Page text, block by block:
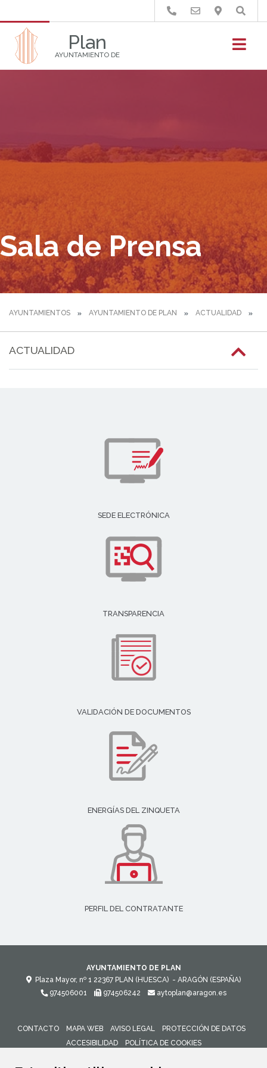
Plan
AYUNTAMIENTO DE
Buscar
Sala de Prensa
AYUNTAMIENTOS AYUNTAMIENTO DE PLAN ACTUALIDAD
ACTUALIDAD
SEDE ELECTRÓNICA
TRANSPARENCIA
VALIDACIÓN DE DOCUMENTOS
ENERGÍAS DEL ZINQUETA
PERFIL DEL CONTRATANTE
AYUNTAMIENTO DE PLAN
Plaza Mayor, nº 1 22367 PLAN (HUESCA) - ARAGÓN (ESPAÑA)
974506001
974506242 aytoplan@aragon.es
CONTACTO MAPA WEB AVISO LEGAL
PROTECCIÓN DE DATOS
ACCESIBILIDAD
POLÍTICA DE COOKIES